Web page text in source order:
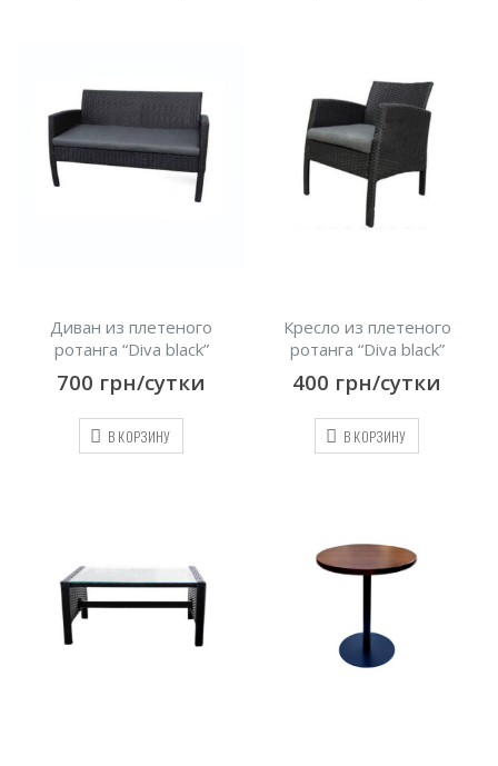
Диван из плетеного
ротанга “Diva black”
700 грн/сутки
В КОРЗИНУ
Кресло из плетеного
ротанга “Diva black”
400 грн/сутки
В КОРЗИНУ